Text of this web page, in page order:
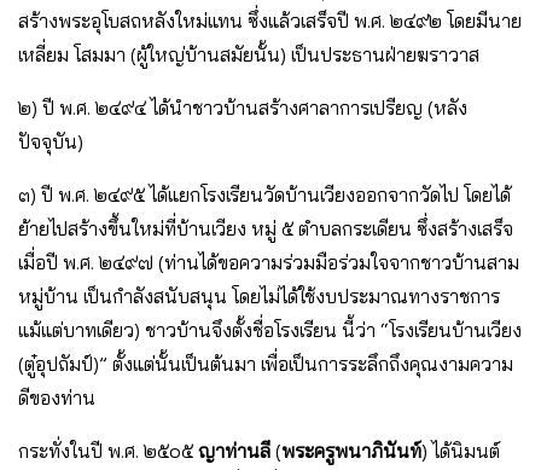
สร้างพระอุโบสถหลังใหม่แทน ซึ่งแล้วเสร็จปี พ.ศ. ๒๔๙๒ โดยมีนาย
เหลี่ยม โสมมา (ผู้ใหญ่บ้านสมัยนั้น) เป็นประธานฝ่ายฆราวาส
๒) ปี พ.ศ. ๒๔๙๔ ได้นําชาวบ้านสร้างศาลาการเปรียญ (หลัง
ปัจจุบัน)
๓) ปี พ.ศ. ๒๔๙๕ ได้แยกโรงเรียนวัดบ้านเวียงออกจากวัดไป โดยได้
ย้ายไปสร้างขึ้นใหม่ที่บ้านเวียง หมู่ ๕ ตําบลกระเดียน ซึ่งสร้างเสร็จ
เมื่อปี พ.ศ. ๒๔๙๗ (ท่านได้ขอความร่วมมือร่วมใจจากชาวบ้านสาม
หมู่บ้าน เป็นกําลังสนับสนุน โดยไม่ได้ใช้งบประมาณทางราชการ
แม้แต่บาทเดียว) ชาวบ้านจึงตั้งชื่อโรงเรียน นี้ว่า “โรงเรียนบ้านเวียง
(ตู๋อุปถัมป์)” ตั้งแต่นั้นเป็นต้นมา เพื่อเป็นการระลึกถึงคุณงามความ
ดีของท่าน
กระทั่งในปี พ.ศ. ๒๕๐๕ ญาท่านลี (พระครูพนาภินันท์) ได้นิมนต์